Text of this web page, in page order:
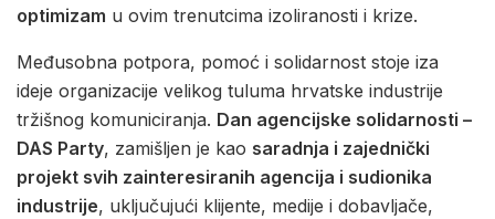
optimizam u ovim trenutcima izoliranosti i krize.
Međusobna potpora, pomoć i solidarnost stoje iza
ideje organizacije velikog tuluma hrvatske industrije
tržišnog komuniciranja. Dan agencijske solidarnosti –
DAS Party, zamišljen je kao saradnja i zajednički
projekt svih zainteresiranih agencija i sudionika
industrije, uključujući klijente, medije i dobavljače,